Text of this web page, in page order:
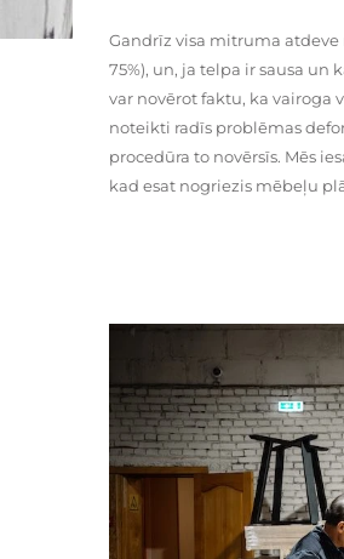
Gandrīz visa mitruma
75%), un, ja telpa ir sausa un
var novērot faktu, ka vairoga
noteikti radīs problēmas
procedūra to novērsīs. Mēs
kad esat nogriezis mēbeļu